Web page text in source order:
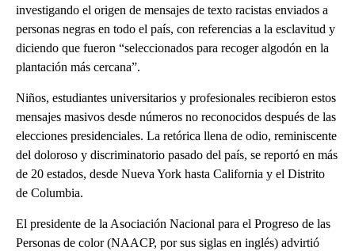
investigando el origen de mensajes de texto racistas enviados a
personas negras en todo el país, con referencias a la esclavitud y
diciendo que fueron “seleccionados para recoger algodón en la
plantación más cercana”.
Niños, estudiantes universitarios y profesionales recibieron estos
mensajes masivos desde números no reconocidos después de las
elecciones presidenciales. La retórica llena de odio, reminiscente
del doloroso y discriminatorio pasado del país, se reportó en más
de 20 estados, desde Nueva York hasta California y el Distrito
de Columbia.
El presidente de la Asociación Nacional para el Progreso de las
Personas de color (NAACP, por sus siglas en inglés) advirtió